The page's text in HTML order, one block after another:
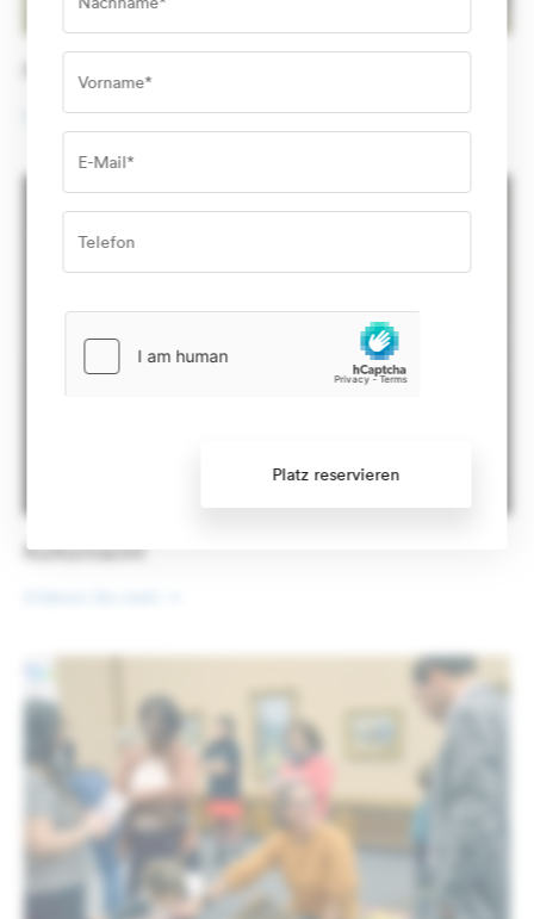
Frühlingsfest
Erfahren Sie mehr
Kulturnacht
Platz reservieren